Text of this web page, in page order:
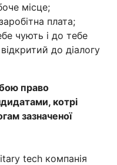
місце;
плата;
чують і до тебе
до діалогу
право
котрі
зазначеної
tech компанія